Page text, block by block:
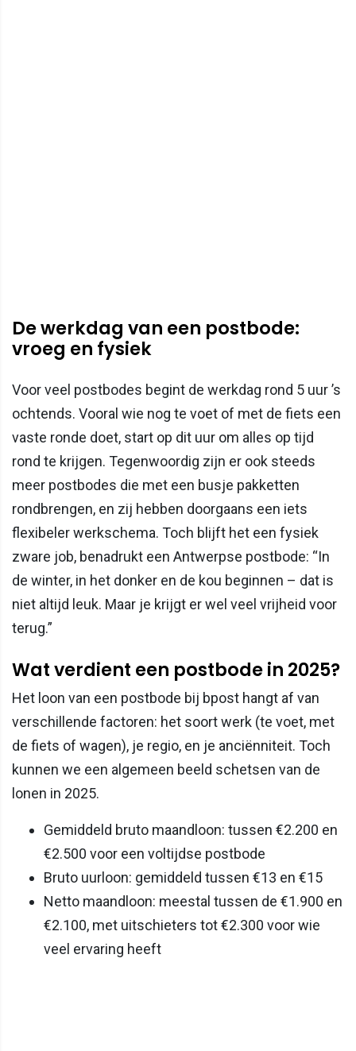
De werkdag van een postbode:
vroeg en fysiek
Voor veel postbodes begint de werkdag rond 5 uur ’s
ochtends. Vooral wie nog te voet of met de fiets een
vaste ronde doet, start op dit uur om alles op tijd
rond te krijgen. Tegenwoordig zijn er ook steeds
meer postbodes die met een busje pakketten
rondbrengen, en zij hebben doorgaans een iets
flexibeler werkschema. Toch blijft het een fysiek
zware job, benadrukt een Antwerpse postbode: “In
de winter, in het donker en de kou beginnen – dat is
niet altijd leuk. Maar je krijgt er wel veel vrijheid voor
terug.”
Wat verdient een postbode in 2025?
Het loon van een postbode bij bpost hangt af van
verschillende factoren: het soort werk (te voet, met
de fiets of wagen), je regio, en je anciënniteit. Toch
kunnen we een algemeen beeld schetsen van de
lonen in 2025.
Gemiddeld bruto maandloon: tussen €2.200 en
€2.500 voor een voltijdse postbode
Bruto uurloon: gemiddeld tussen €13 en €15
Netto maandloon: meestal tussen de €1.900 en
€2.100, met uitschieters tot €2.300 voor wie
veel ervaring heeft